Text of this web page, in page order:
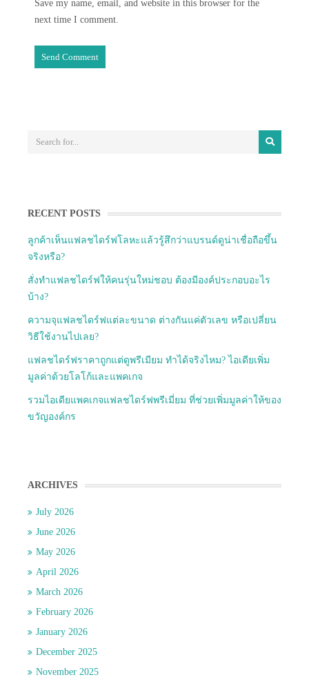
Save my name, email, and website in this browser for the
next time I comment.
RECENT POSTS
ลูกค้าเห็นแฟลชไดร์ฟโลหะแล้วรู้สึกว่าแบรนด์ดูน่าเชื่อถือขึ้น
จริงหรือ?
สั่งทำแฟลชไดร์ฟให้คนรุ่นใหม่ชอบ ต้องมีองค์ประกอบอะไร
บ้าง?
ความจุแฟลชไดร์ฟแต่ละขนาด ต่างกันแค่ตัวเลข หรือเปลี่ยน
วิธีใช้งานไปเลย?
แฟลชไดร์ฟราคาถูกแต่ดูพรีเมียม ทำได้จริงไหม? ไอเดียเพิ่ม
มูลค่าด้วยโลโก้และแพคเกจ
รวมไอเดียแพคเกจแฟลชไดร์ฟพรีเมี่ยม ที่ช่วยเพิ่มมูลค่าให้ของ
ขวัญองค์กร
ARCHIVES
July 2026
June 2026
May 2026
April 2026
March 2026
February 2026
January 2026
December 2025
November 2025